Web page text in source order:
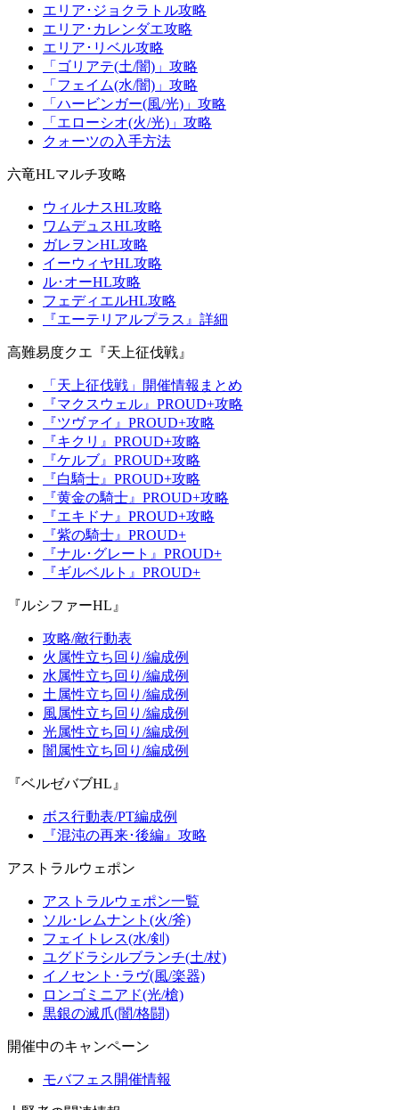
エリア･ジョクラトル攻略
エリア･カレンダエ攻略
エリア･リベル攻略
「ゴリアテ(土/闇)」攻略
「フェイム(水/闇)」攻略
「ハービンガー(風/光)」攻略
「エローシオ(火/光)」攻略
クォーツの入手方法
六竜HLマルチ攻略
ウィルナスHL攻略
ワムデュスHL攻略
ガレヲンHL攻略
イーウィヤHL攻略
ル･オーHL攻略
フェディエルHL攻略
『エーテリアルプラス』詳細
高難易度クエ『天上征伐戦』
「天上征伐戦」開催情報まとめ
『マクスウェル』PROUD+攻略
『ツヴァイ』PROUD+攻略
『キクリ』PROUD+攻略
『ケルブ』PROUD+攻略
『白騎士』PROUD+攻略
『黄金の騎士』PROUD+攻略
『エキドナ』PROUD+攻略
『紫の騎士』PROUD+
『ナル･グレート』PROUD+
『ギルベルト』PROUD+
『ルシファーHL』
攻略/敵行動表
火属性立ち回り/編成例
水属性立ち回り/編成例
土属性立ち回り/編成例
風属性立ち回り/編成例
光属性立ち回り/編成例
闇属性立ち回り/編成例
『ベルゼバブHL』
ボス行動表/PT編成例
『混沌の再来･後編』攻略
アストラルウェポン
アストラルウェポン一覧
ソル･レムナント(火/斧)
フェイトレス(水/剣)
ユグドラシルブランチ(土/杖)
イノセント･ラヴ(風/楽器)
ロンゴミニアド(光/槍)
黒銀の滅爪(闇/格闘)
開催中のキャンペーン
モバフェス開催情報